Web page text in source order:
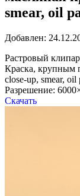
smear, oil
Добавлен:
Растровый
Краска, крупным
close-up, smear, oil
Разрешение:
Скачать